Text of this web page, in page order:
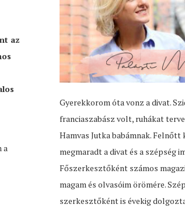
az
a
Gyerekkorom óta vonz a divat.
franciaszabász volt, ruhákat
Hamvas Jutka babámnak. Felnőtt
megmaradt a divat és a szépség
Főszerkesztőként számos
magam és olvasóim örömére.
szerkesztőként is évekig